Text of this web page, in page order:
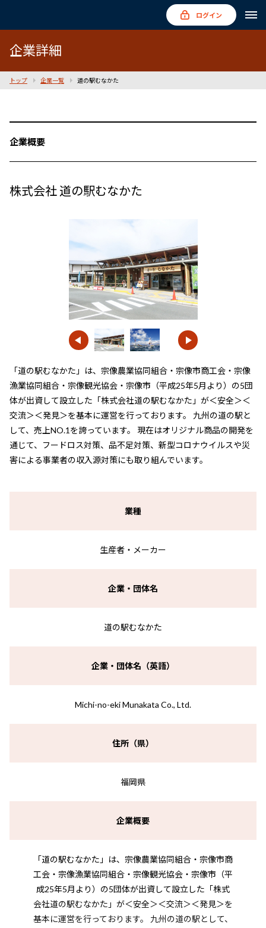
ログイン
企業詳細
トップ 企業一覧 道の駅むなかた
企業概要
株式会社 道の駅むなかた
「道の駅むなかた」は、宗像農業協同組合・宗像市商工会・宗像
漁業協同組合・宗像観光協会・宗像市（平成25年5月より）の5団
体が出資して設立した「株式会社道の駅むなかた」が＜安全＞＜
交流＞＜発見＞を基本に運営を行っております。 九州の道の駅と
して、売上NO.1を誇っています。 現在はオリジナル商品の開発を
通じて、フードロス対策、品不足対策、新型コロナウイルスや災
害による事業者の収入源対策にも取り組んでいます。
業種
生産者・メーカー
企業・団体名
道の駅むなかた
企業・団体名（英語）
Michi-no-eki Munakata Co., Ltd.
住所（県）
福岡県
企業概要
「道の駅むなかた」は、宗像農業協同組合・宗像市商
工会・宗像漁業協同組合・宗像観光協会・宗像市（平
成25年5月より）の5団体が出資して設立した「株式
会社道の駅むなかた」が＜安全＞＜交流＞＜発見＞を
基本に運営を行っております。 九州の道の駅として、